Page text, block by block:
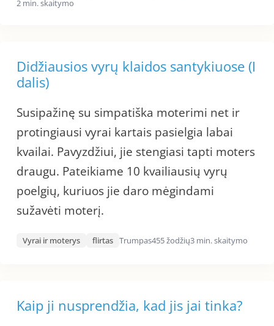
2 min. skaitymo
Didžiausios vyrų klaidos santykiuose (I
dalis)
Susipažinę su simpatiška moterimi net ir
protingiausi vyrai kartais pasielgia labai
kvailai. Pavyzdžiui, jie stengiasi tapti moters
draugu. Pateikiame 10 kvailiausių vyrų
poelgių, kuriuos jie daro mėgindami
sužavėti moterį.
Vyrai ir moterys flirtas Trumpas455 žodžių3 min. skaitymo
Kaip ji nusprendžia, kad jis jai tinka?